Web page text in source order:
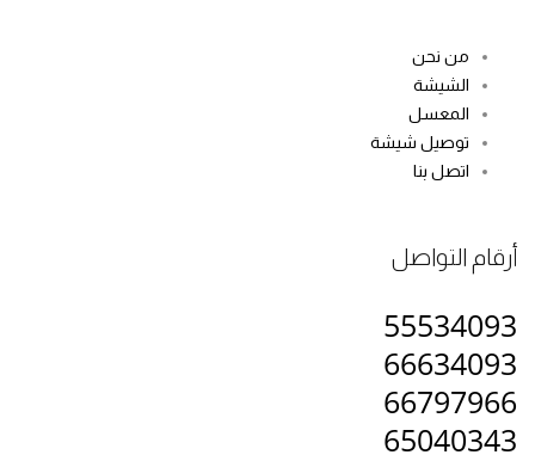
من نحن
الشيشة
المعسل
توصيل شيشة
اتصل بنا
التواصل